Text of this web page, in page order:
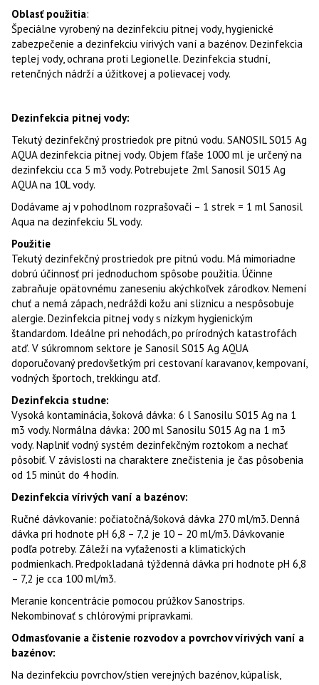
Oblasť použitia:
Špeciálne vyrobený na dezinfekciu pitnej vody, hygienické
zabezpečenie a dezinfekciu vírivých vaní a bazénov. Dezinfekcia
teplej vody, ochrana proti Legionelle. Dezinfekcia studní,
retenčných nádrží a úžitkovej a polievacej vody.
Dezinfekcia pitnej vody:
Tekutý dezinfekčný prostriedok pre pitnú vodu. SANOSIL S015 Ag
AQUA dezinfekcia pitnej vody. Objem fľaše 1000 ml ​​je určený na
dezinfekciu cca 5 m3 vody. Potrebujete 2ml Sanosil S015 Ag
AQUA na 10L vody.
Dodávame aj v pohodlnom rozprašovači – 1 strek = 1 ml Sanosil
Aqua na dezinfekciu 5L vody.
Použitie
Tekutý dezinfekčný prostriedok pre pitnú vodu. Má mimoriadne
dobrú účinnosť pri jednoduchom spôsobe použitia. Účinne
zabraňuje opätovnému zaneseniu akýchkoľvek zárodkov. Nemení
chuť a nemá zápach, nedráždi kožu ani sliznicu a nespôsobuje
alergie. Dezinfekcia pitnej vody s nízkym hygienickým
štandardom. Ideálne pri nehodách, po prírodných katastrofách
atď. V súkromnom sektore je Sanosil S015 Ag AQUA
doporučovaný predovšetkým pri cestovaní karavanov, kempovaní,
vodných športoch, trekkingu atď.
Dezinfekcia studne:
Vysoká kontaminácia, šoková dávka: 6 l Sanosilu S015 Ag na 1
m3 vody. Normálna dávka: 200 ml Sanosilu S015 Ag na 1 m3
vody. Naplniť vodný systém dezinfekčným roztokom a nechať
pôsobiť. V závislosti na charaktere znečistenia je čas pôsobenia
od 15 minút do 4 hodín.
Dezinfekcia vírivých vaní a bazénov:
Ručné dávkovanie: počiatočná/šoková dávka 270 ml/m3. Denná
dávka pri hodnote pH 6,8 – 7,2 je 10 – 20 ml/m3. Dávkovanie
podľa potreby. Záleží na vyťaženosti a klimatických
podmienkach. Predpokladaná týždenná dávka pri hodnote pH 6,8
– 7,2 je cca 100 ml/m3.
Meranie koncentrácie pomocou prúžkov Sanostrips.
Nekombinovať s chlórovými prípravkami.
Odmasťovanie a čistenie rozvodov a povrchov vírivých vaní a
bazénov:
Na dezinfekciu povrchov/stien verejných bazénov, kúpalísk,